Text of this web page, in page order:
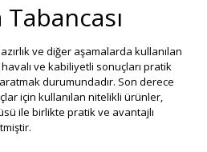
Tabancası
ve diğer aşamalarda kullanılan
ve kabiliyetli sonuçları pratik
durumundadır. Son derece
için kullanılan nitelikli ürünler,
ile birlikte pratik ve avantajlı